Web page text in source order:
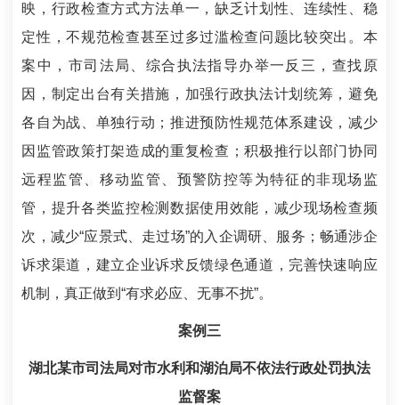
映，行政检查方式方法单一，缺乏计划性、连续性、稳
定性，不规范检查甚至过多过滥检查问题比较突出。本
案中，市司法局、综合执法指导办举一反三，查找原
因，制定出台有关措施，加强行政执法计划统筹，避免
各自为战、单独行动；推进预防性规范体系建设，减少
因监管政策打架造成的重复检查；积极推行以部门协同
远程监管、移动监管、预警防控等为特征的非现场监
管，提升各类监控检测数据使用效能，减少现场检查频
次，减少“应景式、走过场”的入企调研、服务；畅通涉企
诉求渠道，建立企业诉求反馈绿色通道，完善快速响应
机制，真正做到“有求必应、无事不扰”。
案例三
湖北某市司法局对市水利和湖泊局不依法行政处罚执法
监督案